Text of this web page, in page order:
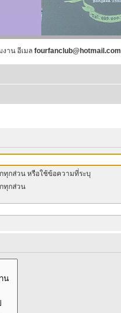
าน อีเมล fourfanclub@hotmail.com
ทุกส่วน หรือใช้ข้อความที่ระบุ
ทุกส่วน